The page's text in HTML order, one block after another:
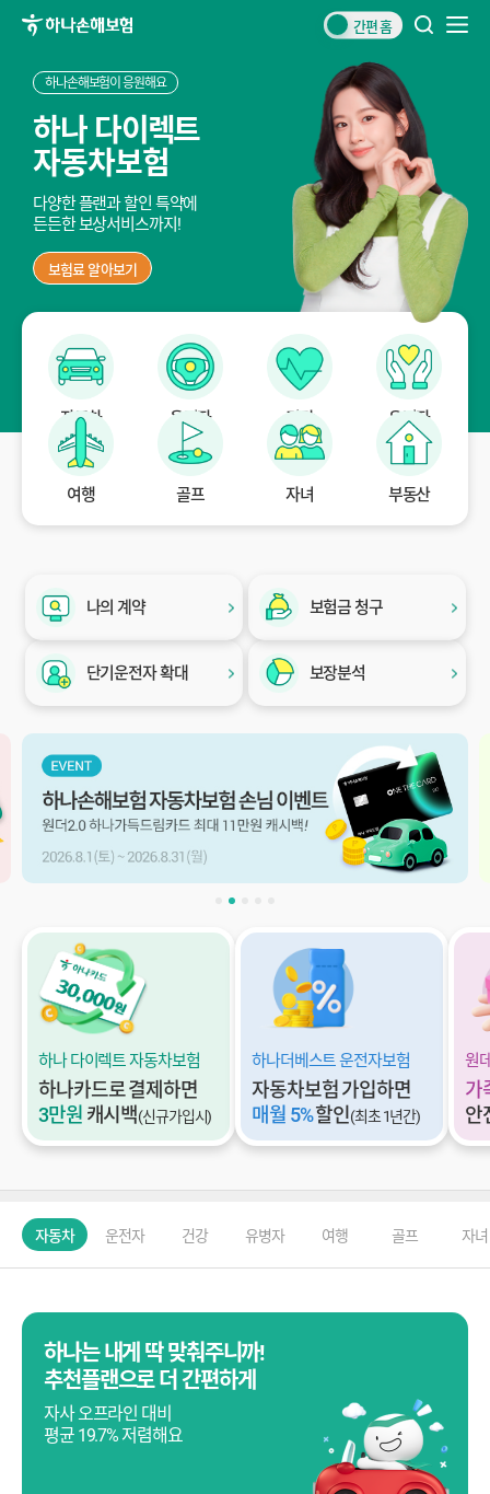
간편 홈
통
색
전
하나손해보험이 응원해요
하나 다이렉트
자동차보험
다양한 플랜과 할인 특약에
든든한 보상서비스까지!
보험료 알아보기
자동차 운전자 건강 유병자
여행 골프 자녀 부동산
나의 계약 보험금 청구
단기운전자 확대 보장분석
하나 다이렉트 자동차보험
하나카드로 결제하면
3만원 캐시백(신규가입시)
하나더베스트 운전자보험
자동차보험 가입하면
매월 5%할인(최초 1년간)
원
가
안
자동차 운전자 건강 유병자 여행 골프 자녀
하나는 내게 딱 맞춰주니까!
추천플랜으로 더 간편하게
자사 오프라인 대비
평균 19.7% 저렴해요